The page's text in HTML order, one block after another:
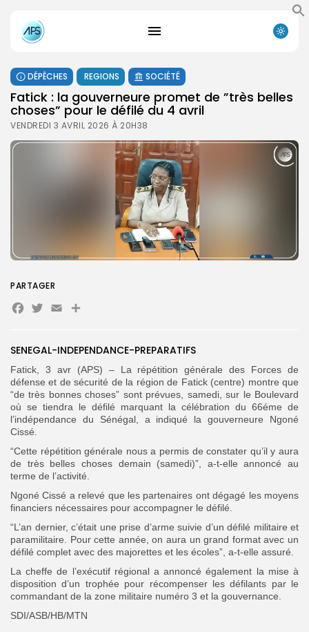
FR
DÉPÊCHES REGIONS SOCIÉTÉ
Fatick : la gouverneure promet de ”très belles
choses” pour le défilé du 4 avril
VENDREDI 3 AVRIL 2026 À 20H38
SENEGAL-INDEPENDANCE-PREPARATIFS
Fatick, 3 avr (APS) – La répétition générale des Forces de
défense et de sécurité de la région de Fatick (centre) montre que
“de très bonnes choses” sont prévues, samedi, sur le Boulevard
où se tiendra le défilé marquant la célébration du 66éme de
l’indépendance du Sénégal, a indiqué la gouverneure Ngoné
Cissé.
“Cette répétition générale nous a permis de constater qu’il y aura
de très belles choses demain (samedi)”, a-t-elle annoncé au
terme de l’activité.
Ngoné Cissé a relevé que les partenaires ont dégagé les moyens
financiers nécessaires pour accompagner le défilé.
“L’an dernier, c’était une prise d’arme suivie d’un défilé militaire et
paramilitaire. Pour cette année, on aura un grand format avec un
défilé complet avec des majorettes et les écoles”, a-t-elle assuré.
La cheffe de l’exécutif régional a annoncé également la mise à
disposition d’un trophée pour récompenser les défilants par le
commandant de la zone militaire numéro 3 et la gouvernance.
SDI/ASB/HB/MTN
PARTAGER
Facebook
Twitter
EmailPartager